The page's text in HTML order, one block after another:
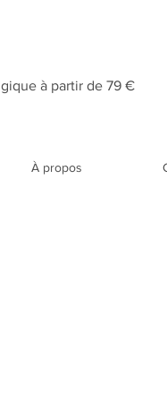
à partir de 79 €​
À propos